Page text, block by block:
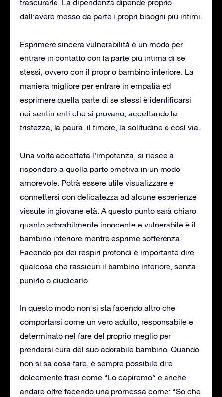
trascurarle. La dipendenza dipende proprio
dall’avere messo da parte i propri bisogni più intimi.
Esprimere sincera vulnerabilità è un modo per
entrare in contatto con la parte più intima di se
stessi, ovvero con il proprio bambino interiore. La
maniera migliore per entrare in empatia ed
esprimere quella parte di se stessi è identificarsi
nei sentimenti che si provano, accettando la
tristezza, la paura, il timore, la solitudine e così via.
Una volta accettata l’impotenza, si riesce a
rispondere a quella parte emotiva in un modo
amorevole. Potrà essere utile visualizzare e
connettersi con delicatezza ad alcune esperienze
vissute in giovane età. A questo punto sarà chiaro
quanto adorabilmente innocente e vulnerabile è il
bambino interiore mentre esprime sofferenza.
Facendo poi dei respiri profondi è importante dire
qualcosa che rassicuri il bambino interiore, senza
punirlo o giudicarlo.
In questo modo non si sta facendo altro che
comportarsi come un vero adulto, responsabile e
determinato nel fare del proprio meglio per
prendersi cura del suo adorabile bambino. Quando
non si sa cosa fare, è sempre possibile dire
dolcemente frasi come “Lo capiremo” e anche
andare oltre facendo una promessa come: “So che